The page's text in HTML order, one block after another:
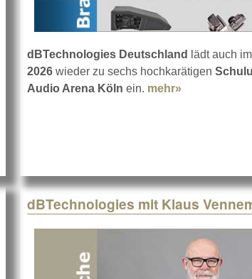
VIO L1608 Line-Array bei Marko Giese
dBTechnologies Deutschland lädt auch im
2026 wieder zu sechs hochkarätigen
Audio Arena Köln ein. mehr»
dBTechnologies mit Klaus